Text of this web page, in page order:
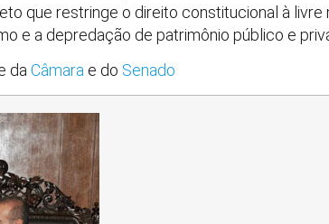
que restringe o direito constitucional à livre
e a depredação de patrimônio público e
da Câmara e do Senado